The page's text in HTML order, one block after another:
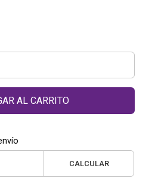
AL CARRITO
CALCULAR